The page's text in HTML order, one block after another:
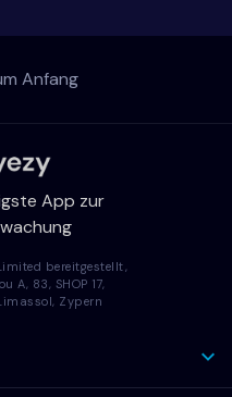
Anfang
App zur
bereitgestellt,
A, 83, SHOP 17,
Zypern